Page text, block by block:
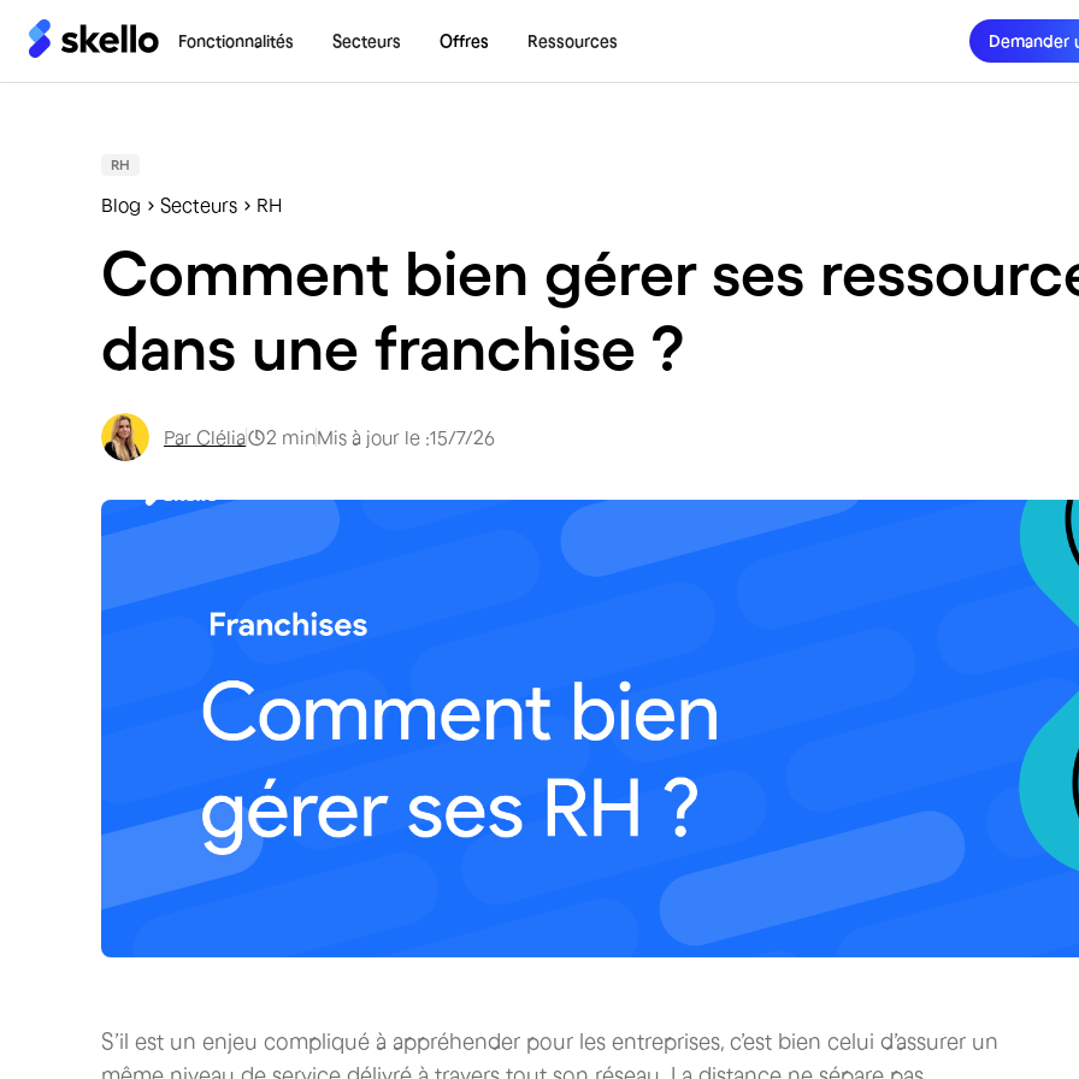
Fonctionnalités Secteurs Offres Ressources Demander
RH
Blog Secteurs RH
Comment bien gérer ses
dans une franchise ?
Par Clélia 2 minMis à jour le :15/7/26
S’il est un enjeu compliqué à appréhender pour les entreprises, c’est bien celui d’assurer un